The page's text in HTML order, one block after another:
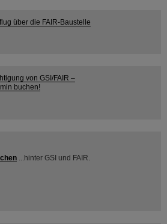
über die FAIR-Baustelle
von GSI/FAIR –
buchen!
...hinter GSI und FAIR.